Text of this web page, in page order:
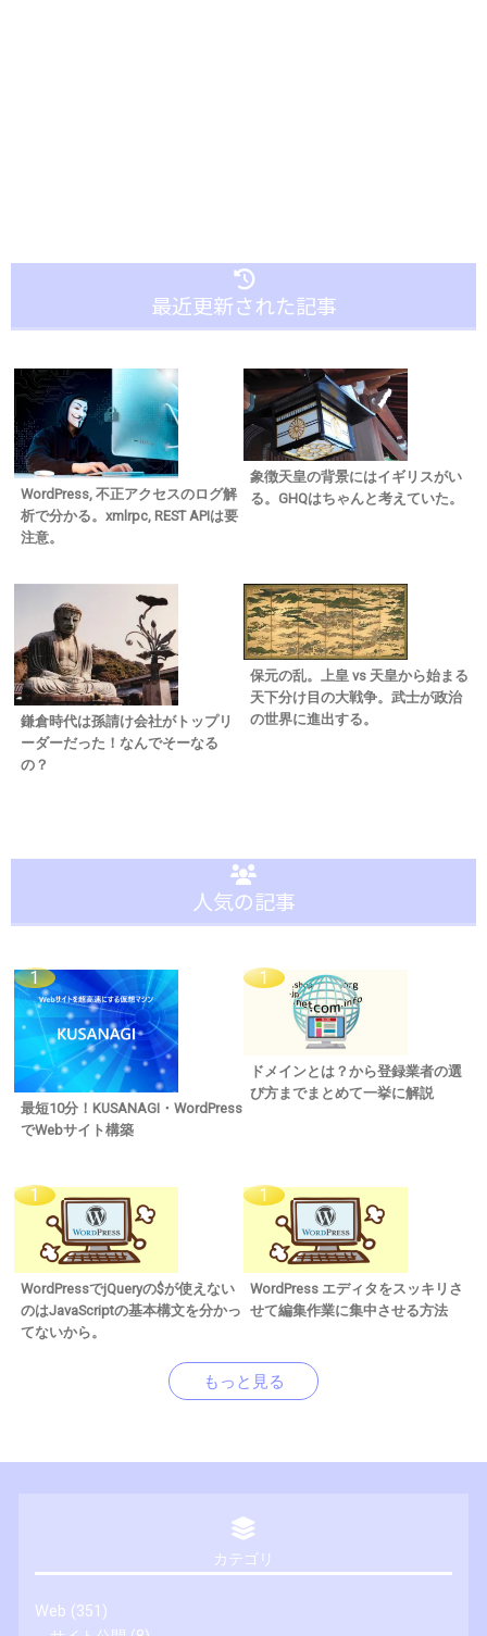
最近更新された記事
WordPress, 不正アクセスのログ解
析で分かる。xmlrpc, REST APIは要
注意。
象徴天皇の背景にはイギリスがい
る。GHQはちゃんと考えていた。
鎌倉時代は孫請け会社がトップリ
ーダーだった！なんでそーなる
の？
保元の乱。上皇 vs 天皇から始まる
天下分け目の大戦争。武士が政治
の世界に進出する。
人気の記事
最短10分！KUSANAGI・WordPress
でWebサイト構築
ドメインとは？から登録業者の選
び方までまとめて一挙に解説
WordPressでjQueryの$が使えない
のはJavaScriptの基本構文を分かっ
てないから。
WordPress エディタをスッキリさ
せて編集作業に集中させる方法
もっと見る
カテゴリ
Web (351)